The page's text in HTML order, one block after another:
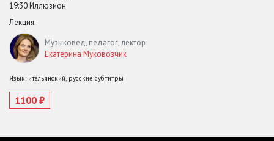
19:30 Иллюзион
Лекция:
Музыковед, педагог, лектор
Екатерина Муковозчик
Язык: итальянский, русские субтитры
1100 ₽